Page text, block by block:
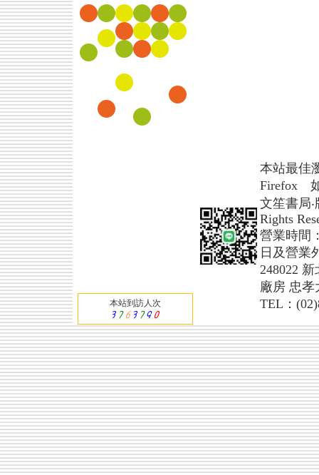
本站到訪人次
本站最佳
Firefox
文笙書局
Rights
營業時間
日及營業
248022
廠房 忠孝
TEL：